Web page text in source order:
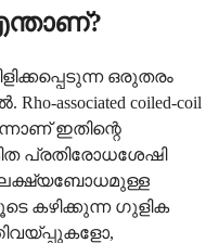
ഒരുതരം
coiled-coil
എന്നാണ് ഇതിന്റെ
പ്രതിരോധശേഷി
ലക്ഷ്യബോധമുള്ള
കഴിക്കുന്ന ഗുളിക